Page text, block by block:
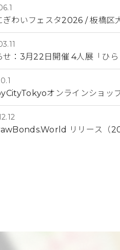
ぎわいフェスタ2026 / 板橋区
せ：3月22日開催 4人展「ひ
オンラインショッ
リリース（